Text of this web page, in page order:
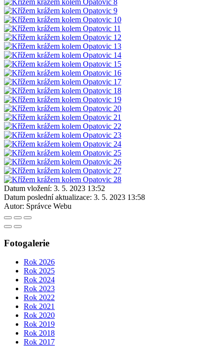
Datum vložení: 3. 5. 2023 13:52
Datum poslední aktualizace: 3. 5. 2023 13:58
Autor: Správce Webu
Fotogalerie
Rok 2026
Rok 2025
Rok 2024
Rok 2023
Rok 2022
Rok 2021
Rok 2020
Rok 2019
Rok 2018
Rok 2017